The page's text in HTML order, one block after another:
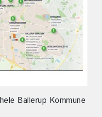
Ballerup Kommune